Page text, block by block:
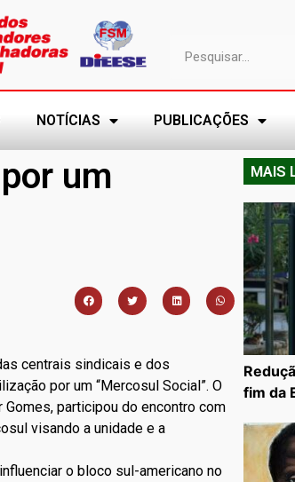
NOTÍCIAS PUBLICAÇÕES
um
centrais sindicais e dos
por um “Mercosul Social”. O
Gomes, participou do encontro com
visando a unidade e a
o bloco sul-americano no
MAIS
fim da